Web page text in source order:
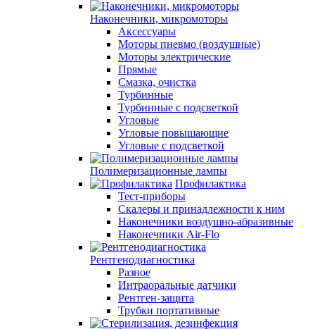
Наконечники, микромоторы
Аксессуары
Моторы пневмо (воздушные)
Моторы электрические
Прямые
Смазка, очистка
Турбинные
Турбинные с подсветкой
Угловые
Угловые повышающие
Угловые с подсветкой
Полимеризационные лампы
Профилактика
Тест-приборы
Скалеры и принадлежности к ним
Наконечники воздушно-абразивные
Наконечники Air-Flo
Рентгенодиагностика
Разное
Интраоральные датчики
Рентген-защита
Трубки портативные